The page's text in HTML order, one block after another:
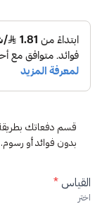
صامولة نحاسية
حلقة منع تسرب
🛁 الاستخدام المثالي:
مثالي للاستخدام
والنصف أوتوماتيكية.
💡 نصيحة احترافية:
اختر المقاس
مثالي.
بدون فوائد أو
القياس*
اختر